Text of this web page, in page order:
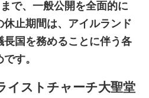
で、一般公開を全面的に
止期間は、アイルランド
長国を務めることに伴う各
す。
イストチャーチ大聖堂